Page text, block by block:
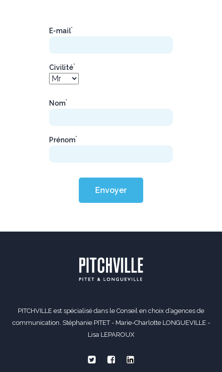
E-mail*
Civilité*
Nom*
Prénom*
Envoyer
PITCHVILLE est spécialisé dans le Conseil en choix d’agences de
communication. Stéphanie PITET - Marie-Charlotte LONGUEVILLE -
Lisa LEPAROUX